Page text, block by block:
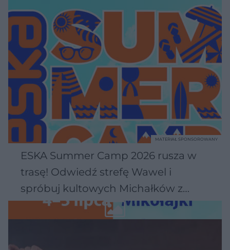
ESKA Summer Camp 2026 rusza w
trasę! Odwiedź strefę Wawel i
spróbuj kultowych Michałków z
Wawelu
MATERIAŁ SPONSOROWANY